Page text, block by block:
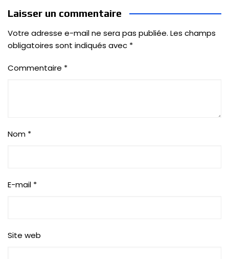
Laisser un commentaire
Votre adresse e-mail ne sera pas publiée. Les champs
obligatoires sont indiqués avec *
Commentaire *
Nom *
E-mail *
Site web